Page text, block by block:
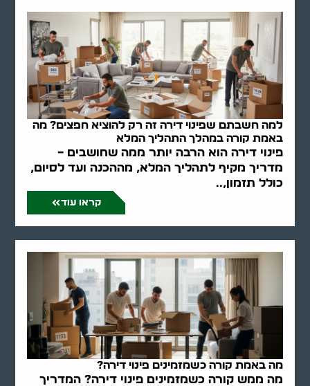
למה חשבתם שפינוי דירה זה רק להוציא חפצים? מה
באמת קורה במהלך התהליך המלא
פינוי דירה הוא הרבה יותר ממה שחושבים –
מדריך מקיף לתהליך המלא, מההכנה ועד לסיום,
כולל תזמון,..
קראו עוד
מה באמת קורה כשמזמינים פינוי דירה?
מה ממש קורה כשמזמינים פינוי דירה? המדריך